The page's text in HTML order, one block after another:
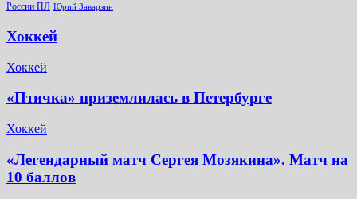
России ПЛ Юрий Заварзин
Хоккей
Хоккей
«Птичка» приземлилась в Петербурге
Хоккей
«Легендарный матч Сергея Мозякина». Матч на
10 баллов